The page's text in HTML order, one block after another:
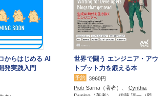
からはじめる AI
発実践入門
世界で闘う エンジニア・アウ
トプット力を鍛える本
予約 3960円
Piotr Sarna （著者）、 Cynthia